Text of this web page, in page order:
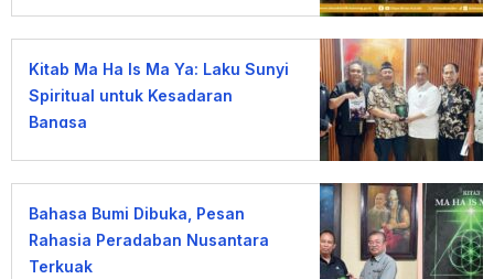
Kitab Ma Ha Is Ma Ya: Laku Sunyi
Spiritual untuk Kesadaran
Bangsa
Bahasa Bumi Dibuka, Pesan
Rahasia Peradaban Nusantara
Terkuak